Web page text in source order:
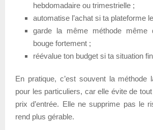
hebdomadaire ou trimestrielle ;
automatise l’achat si ta plateforme
garde la même méthode même
bouge fortement ;
réévalue ton budget si ta situation
En pratique, c’est souvent la méthode
pour les particuliers, car elle évite de
prix d’entrée. Elle ne supprime pas le
rend plus gérable.